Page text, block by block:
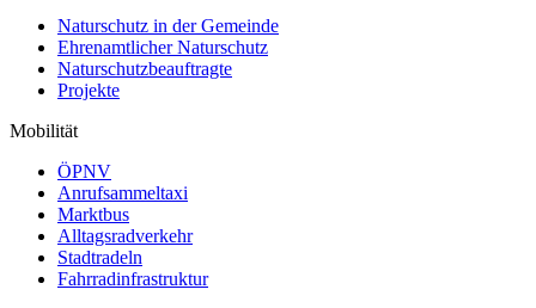
Naturschutz in der Gemeinde
Ehrenamtlicher Naturschutz
Naturschutzbeauftragte
Projekte
Mobilität
ÖPNV
Anrufsammeltaxi
Marktbus
Alltagsradverkehr
Stadtradeln
Fahrradinfrastruktur